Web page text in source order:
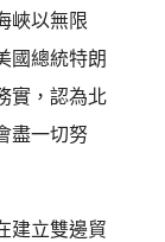
峽以無限
國總統特朗
實，認為北
盡一切努
建立雙邊貿